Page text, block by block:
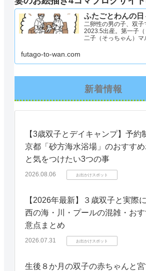
ふたごとわんの日
二卵性の男の子、双子
2023.5出産。第一子
二子（そっちゃん）マ
#イラスト日記
futago-to-wan.com
新着情報
【3歳双子とデイキャンプ】予約
京都「砂方海水浴場」のおすすめ
と気をつけたい3つの事
2026.08.06 お出かけスポット
【2026年最新】３歳双子と実際
西の海・川・プールの混雑・お
意点まとめ
2026.07.31 お出かけスポット
生後８か月の双子の赤ちゃんと